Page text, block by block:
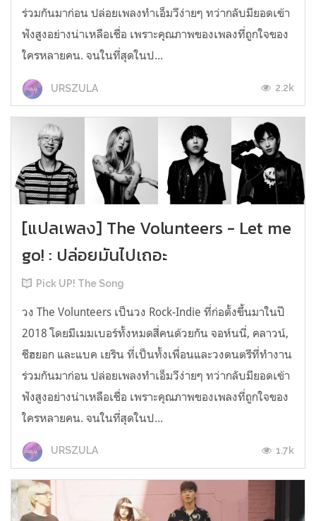
ร่วมกันมาก่อน ปล่อยเพลงทำเอ็มวีง่ายๆ ทว่ากลับมียอดเข้า
ฟังสูงอย่างน่าเหลือเชื่อ เพราะคุณภาพของเพลงที่ถูกใจของ
ใครหลายคน. จนในที่สุดในป...
URSZULA 2.2k
[แปลเพลง] The Volunteers - Let me
go! : ปล่อยมันไปเถอะ
Pick UP! The Song
วง The Volunteers เป็นวง Rock-Indie ที่ก่อตั้งขึ้นมาในปี
2018 โดยมีเมมเบอร์ทั้งหมดสี่คนด้วยกัน จอห์นนี่, คลาวน์,
ชีฮยอก และแบค เยริน ที่เป็นทั้งเพื่อนและวงดนตรีที่ทำงาน
ร่วมกันมาก่อน ปล่อยเพลงทำเอ็มวีง่ายๆ ทว่ากลับมียอดเข้า
ฟังสูงอย่างน่าเหลือเชื่อ เพราะคุณภาพของเพลงที่ถูกใจของ
ใครหลายคน. จนในที่สุดในป...
URSZULA 1.7k